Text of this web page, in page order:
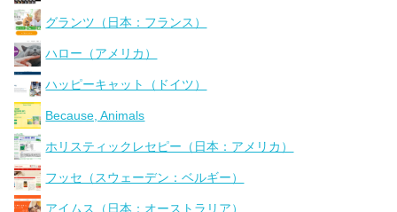
グランツ（日本：フランス）
ハロー（アメリカ）
ハッピーキャット（ドイツ）
Because, Animals
ホリスティックレセピー（日本：アメリカ）
フッセ（スウェーデン：ベルギー）
アイムス（日本：オーストラリア）